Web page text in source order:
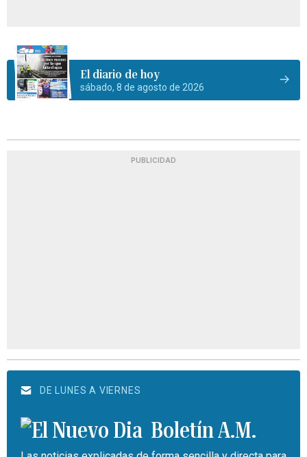
El diario de hoy
sábado, 8 de agosto de 2026
PUBLICIDAD
DE LUNES A VIERNES
Boletín A.M.